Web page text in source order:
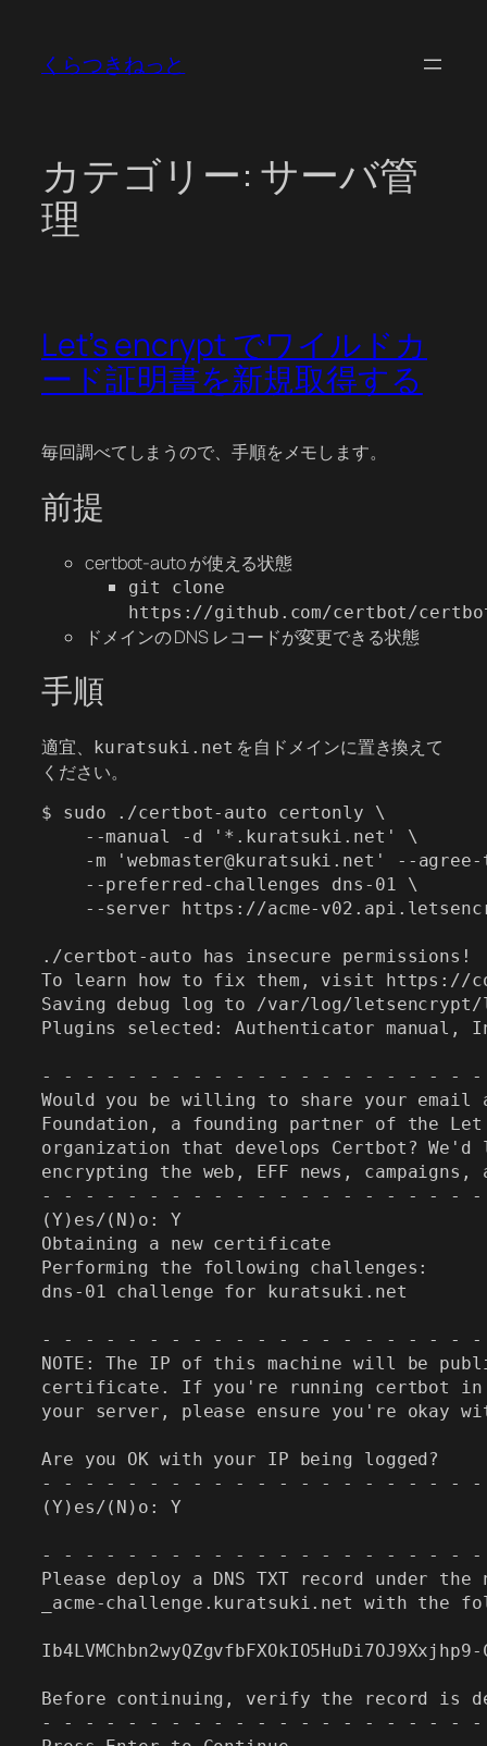
くらつきねっと
カテゴリー: サーバ管
理
Let’s encrypt でワイルドカ
ード証明書を新規取得する
毎回調べてしまうので、手順をメモします。
前提
certbot-auto が使える状態
git clone
https://github.com/certbot/
ドメインの DNS レコードが変更できる状態
手順
適宜、 kuratsuki.net を自ドメインに置き換えて
ください。
$ sudo ./certbot-auto certonly \
    --manual -d '*.kuratsuki.net' \
    -m '
webmaster@kuratsuki.net ' --
    --preferred-challenges dns-01 \
--server https://acme-
./certbot-auto has insecure permissions!
To learn how to fix them, visit https://
Saving debug log to /var/log/
Plugins selected: Authenticator manual,
- - - - - - - - - - - - - - - - - - - -
Would you be willing to share your
Foundation, a founding partner of the
organization that develops Certbot?
encrypting the web, EFF news,
- - - - - - - - - - - - - - - - - - - -
(Y)es/(N)o: Y
Obtaining a new certificate
Performing the following challenges:
dns-01 challenge for kuratsuki.net
- - - - - - - - - - - - - - - - - - - -
NOTE: The IP of this machine will be
certificate. If you're running certbot in
your server, please ensure you're okay
Are you OK with your IP being logged?
- - - - - - - - - - - - - - - - - - - -
(Y)es/(N)o: Y
- - - - - - - - - - - - - - - - - - - -
Please deploy a DNS TXT record under the
_acme-challenge.kuratsuki.net with the
Ib4LVMChbn2wyQZgvfbFXOkIO5HuDi7OJ9Xxjhp9-
Before continuing, verify the record is
- - - - - - - - - - - - - - - - - - - -